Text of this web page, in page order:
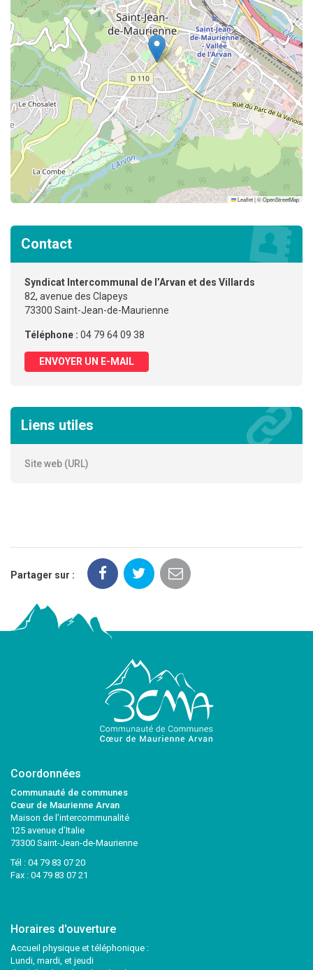
Leaflet|©OpenStreetMap
Contact
Syndicat Intercommunal de l’Arvan et des Villards
82, avenue des Clapeys
73300 Saint-Jean-de-Maurienne
Téléphone : 04 79 64 09 38
ENVOYER UN E-MAIL
Liens utiles
Site web (URL)
Partager sur :
Coordonnées
Communauté de communes
Cœur de Maurienne Arvan
Maison de l’intercommunalité
125 avenue d’Italie
73300 Saint-Jean-de-Maurienne
Tél : 04 79 83 07 20
Fax : 04 79 83 07 21
Horaires d'ouverture
Accueil physique et téléphonique :
Lundi, mardi, et jeudi